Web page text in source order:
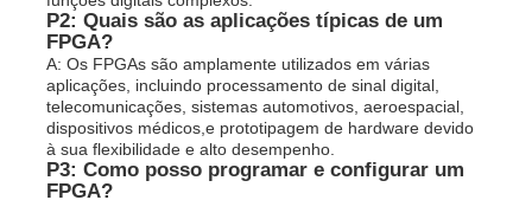
P2: Quais são as aplicações típicas de um
FPGA?
A: Os FPGAs são amplamente utilizados em várias
aplicações, incluindo processamento de sinal digital,
telecomunicações, sistemas automotivos, aeroespacial,
dispositivos médicos,e prototipagem de hardware devido
à sua flexibilidade e alto desempenho.
P3: Como posso programar e configurar um
FPGA?